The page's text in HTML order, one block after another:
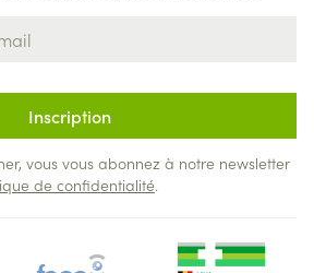
Inscription
vous vous abonnez à notre newsletter
de confidentialité.